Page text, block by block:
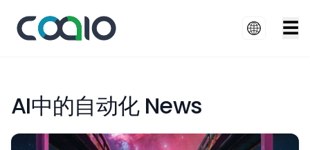
☰
AI中的自动化 News